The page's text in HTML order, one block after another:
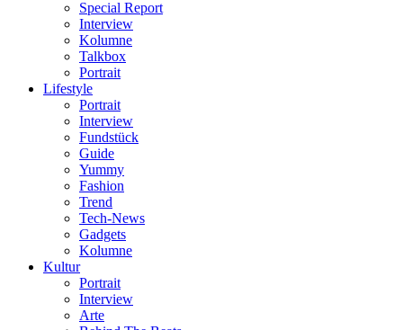
Special Report
Interview
Kolumne
Talkbox
Portrait
Lifestyle
Portrait
Interview
Fundstück
Guide
Yummy
Fashion
Trend
Tech-News
Gadgets
Kolumne
Kultur
Portrait
Interview
Arte